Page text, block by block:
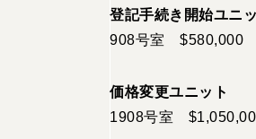
登記手続き開始ユニ
908号室 $580,000
価格変更ユニット
1908号室